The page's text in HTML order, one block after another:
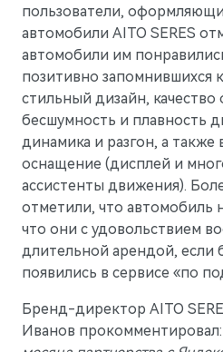
M9Флагманский
Скоро в продаже
пользователи,
автомобили AITO SERES
автомобили им
позитивно запомнившихся
стильный дизайн,
бесшумность и плавность
динамика и разгон, а
оснащение (дисплей и
ассистенты движения).
отметили, что автомобиль
что они с удовольствием
длительной арендой, если
появились в сервисе «по
Бренд-директор AITO
Иванов прокомментировал: